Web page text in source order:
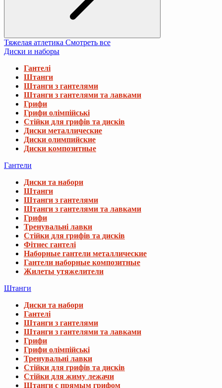
Тяжелая атлетика Смотреть все
Диски и наборы
Гантелі
Штанги
Штанги з гантелями
Штанги з гантелями та лавками
Грифи
Грифи олімпійські
Стійки для грифів та дисків
Диски металлические
Диски олимпийские
Диски композитные
Гантели
Диски та набори
Штанги
Штанги з гантелями
Штанги з гантелями та лавками
Грифи
Тренувальні лавки
Стійки для грифів та дисків
Фітнес гантелі
Наборные гантели металлические
Гантели наборные композитные
Жилеты утяжелители
Штанги
Диски та набори
Гантелі
Штанги з гантелями
Штанги з гантелями та лавками
Грифи
Грифи олімпійські
Тренувальні лавки
Стійки для грифів та дисків
Стійки для жиму лежачи
Штанги с прямым грифом